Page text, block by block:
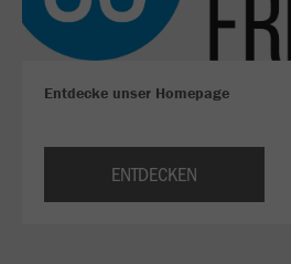
Entdecke unser Homepage
ENTDECKEN